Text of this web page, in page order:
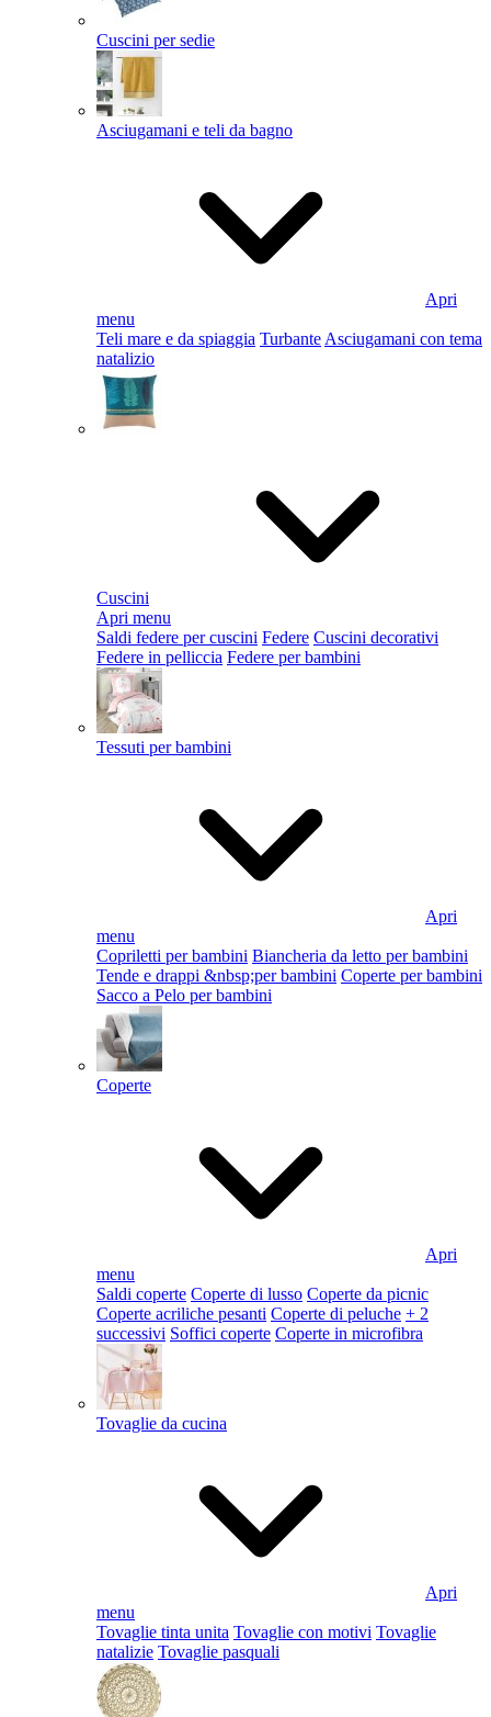
Cuscini per sedie
Asciugamani e teli da bagno
Apri
menu
Teli mare e da spiaggia Turbante Asciugamani con tema
natalizio
Cuscini
Apri menu
Saldi federe per cuscini Federe Cuscini decorativi
Federe in pelliccia Federe per bambini
Tessuti per bambini
Apri
menu
Copriletti per bambini Biancheria da letto per bambini
Tende e drappi &nbsp;per bambini Coperte per bambini
Sacco a Pelo per bambini
Coperte
Apri
menu
Saldi coperte Coperte di lusso Coperte da picnic
Coperte acriliche pesanti Coperte di peluche + 2
successivi Soffici coperte Coperte in microfibra
Tovaglie da cucina
Apri
menu
Tovaglie tinta unita Tovaglie con motivi Tovaglie
natalizie Tovaglie pasquali